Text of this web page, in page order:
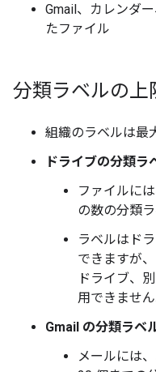
Gmail、カレンダ
たファイル
分類ラベルの上
組織のラベルは最
ドライブの分類ラ
ファイルに
の数の分類
ラベルはド
できますが
ドライブ、
用できません
Gmail の分類ラベ
メールには